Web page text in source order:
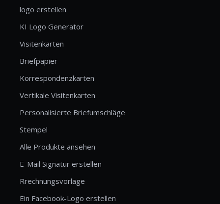
logo erstellen
KI Logo Generator
Visitenkarten
Briefpapier
Korrespondenzkarten
Vertikale Visitenkarten
Personalisierte Briefumschläge
Stempel
Alle Produkte ansehen
E-Mail Signatur erstellen
Rrechnungsvorlage
Ein Facebook-Logo erstellen